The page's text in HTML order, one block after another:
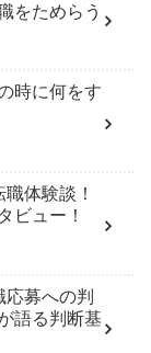
をためらう
時に何をす
体験談！
ビュー！
募への判
語る判断基